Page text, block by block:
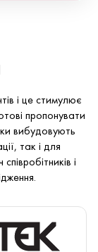
і це стимулює
пропонувати
вибудовують
так і для
і